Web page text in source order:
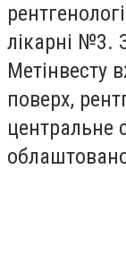
лікарні №3.
Метінвесту
поверх,
центральне